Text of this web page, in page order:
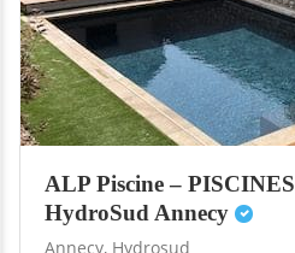
ALP Piscine – PISCINES
HydroSud Annecy
Annecy, Hydrosud